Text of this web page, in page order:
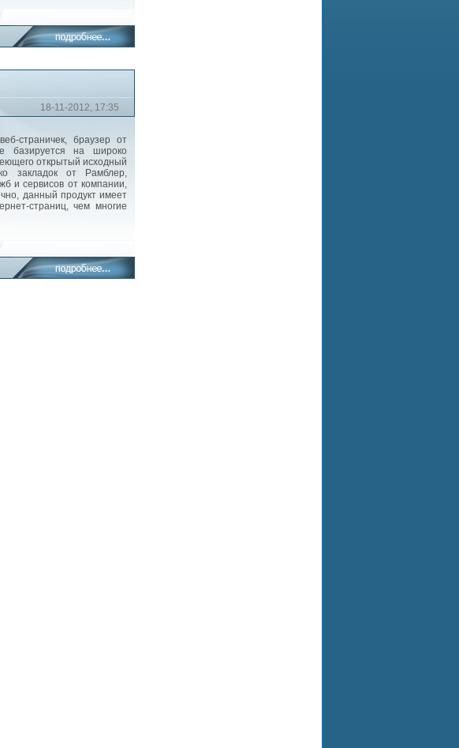
18-11-2012, 17:35
страничек, браузер от
базируется на широко
открытый исходный
закладок от Рамблер,
и сервисов от компании,
данный продукт имеет
страниц, чем многие